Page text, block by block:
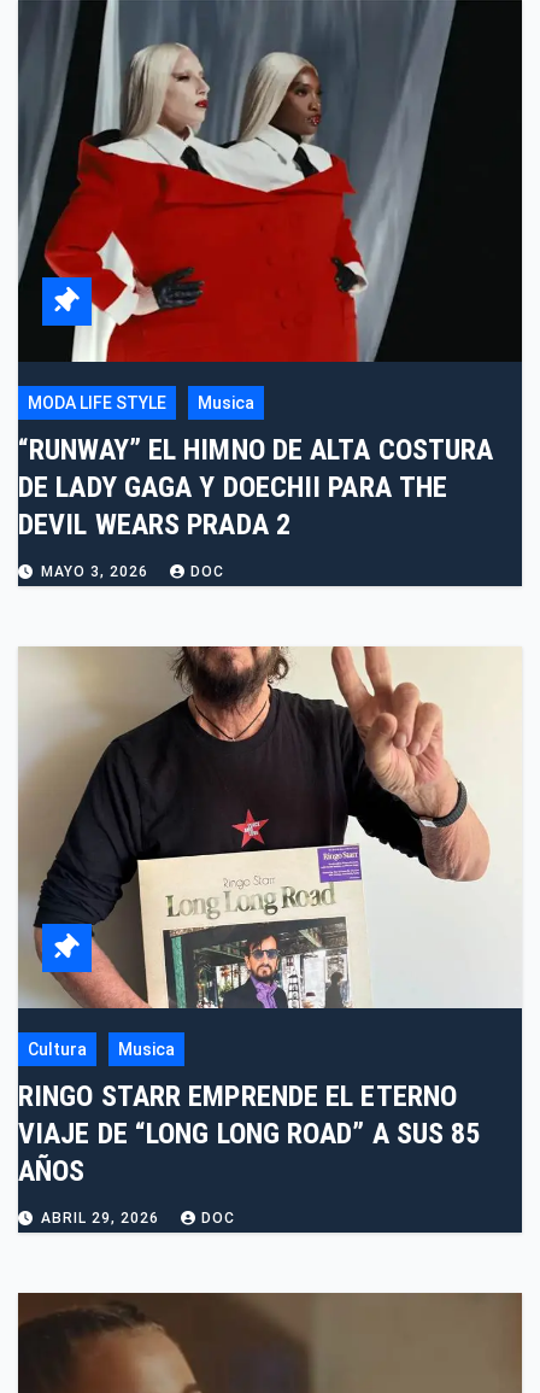
MODA LIFE STYLE Musica
“RUNWAY” EL HIMNO DE ALTA COSTURA
DE LADY GAGA Y DOECHII PARA THE
DEVIL WEARS PRADA 2
MAYO 3, 2026 DOC
Cultura Musica
RINGO STARR EMPRENDE EL ETERNO
VIAJE DE “LONG LONG ROAD” A SUS 85
AÑOS
ABRIL 29, 2026 DOC